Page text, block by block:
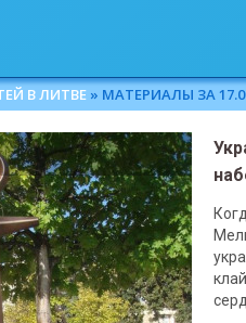
В ЛИТВЕ » МАТЕРИАЛЫ ЗА